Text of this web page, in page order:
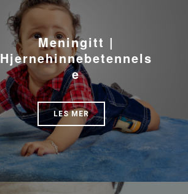
Meningitt |
Hjernehinnebetennels
e
LES MER